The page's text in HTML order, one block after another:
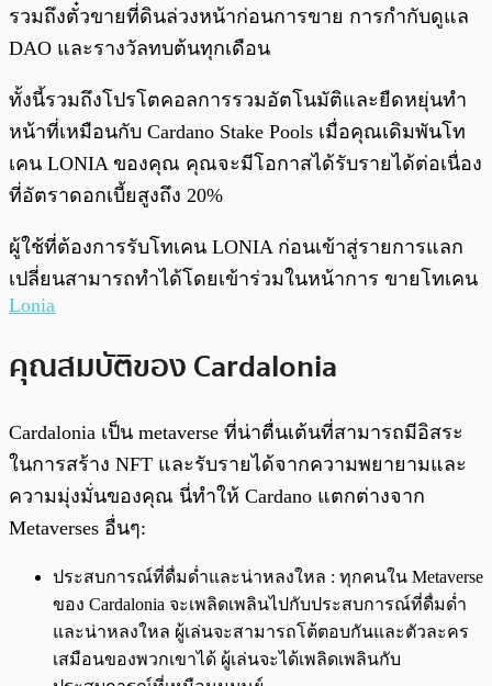
รวมถึงตั๋วขายที่ดินล่วงหน้าก่อนการขาย การกำกับดูแล
DAO และรางวัลทบต้นทุกเดือน
ทั้งนี้รวมถึงโปรโตคอลการรวมอัตโนมัติและยืดหยุ่นทำ
หน้าที่เหมือนกับ Cardano Stake Pools เมื่อคุณเดิมพันโท
เคน LONIA ของคุณ คุณจะมีโอกาสได้รับรายได้ต่อเนื่อง
ที่อัตราดอกเบี้ยสูงถึง 20%
ผู้ใช้ที่ต้องการรับโทเคน LONIA ก่อนเข้าสู่รายการแลก
เปลี่ยนสามารถทำได้โดยเข้าร่วมในหน้าการ ขายโทเคน
Lonia
คุณสมบัติของ Cardalonia
Cardalonia เป็น metaverse ที่น่าตื่นเต้นที่สามารถมีอิสระ
ในการสร้าง NFT และรับรายได้จากความพยายามและ
ความมุ่งมั่นของคุณ นี่ทำให้ Cardano แตกต่างจาก
Metaverses อื่นๆ:
ประสบการณ์ที่ดื่มด่ำและน่าหลงใหล : ทุกคนใน Metaverse
ของ Cardalonia จะเพลิดเพลินไปกับประสบการณ์ที่ดื่มด่ำ
และน่าหลงใหล ผู้เล่นจะสามารถโต้ตอบกันและตัวละคร
เสมือนของพวกเขาได้ ผู้เล่นจะได้เพลิดเพลินกับ